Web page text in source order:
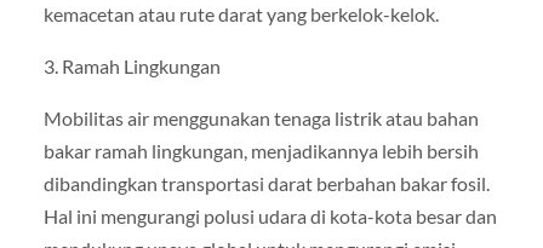
kemacetan atau rute darat yang berkelok-kelok.
3. Ramah Lingkungan
Mobilitas air menggunakan tenaga listrik atau bahan
bakar ramah lingkungan, menjadikannya lebih bersih
dibandingkan transportasi darat berbahan bakar fosil.
Hal ini mengurangi polusi udara di kota-kota besar dan